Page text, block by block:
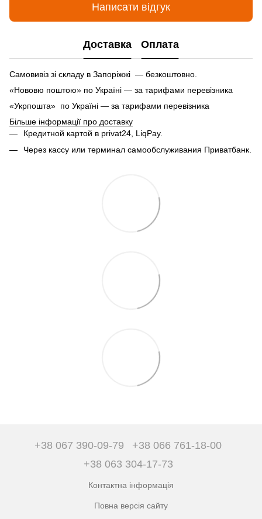
Написати відгук
Доставка Оплата
Самовивіз зі складу в Запоріжжі — безкоштовно.
«Нововю поштою» по Україні — за тарифами перевізника
«Укрпошта» по Україні — за тарифами перевізника
Більше інформації про доставку
Кредитной картой в privat24, LiqPay.
Через кассу или терминал самообслуживания Приватбанк.
+38 067 390-09-79
+38 066 761-18-00
+38 063 304-17-73
Контактна інформація
Повна версія сайту